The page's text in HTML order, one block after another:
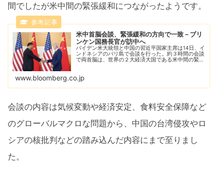
間でしたが米中間の緊張緩和につながったようです。
米中首脳会談、緊張緩和の方向で一致－ブリ
ンケン国務長官が訪中へ
バイデン米大統領と中国の習近平国家主席は14日、イ
ンドネシアのバリ島で会談を行った。約３時間の会談
で両首脳は、世界の２大経済大国である米中間の緊張
www.bloomberg.co.jp
会談の内容は気候変動や経済安定、食料安全保障など
のグローバルマクロな問題から、中国の台湾侵攻やロ
シアの核批判などの踏み込んだ内容にまで至りまし
た。